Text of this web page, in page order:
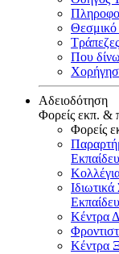
Θεσμικό
Που δίνω
Αδειοδότηση
Φορείς εκπ. &
Φορείς
Κέντρα
Κέντρα